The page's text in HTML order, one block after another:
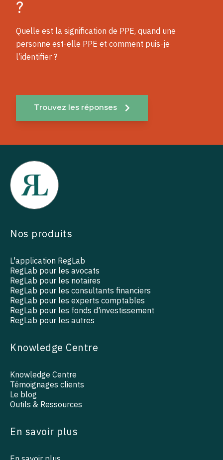
?
Quelle est la signification de PPE, quand une
personne est-elle PPE et comment puis-je
l’identifier ?
Trouvez les réponses
Nos produits
L'application RegLab
RegLab pour les avocats
RegLab pour les notaires
RegLab pour les consultants financiers
RegLab pour les experts comptables
RegLab pour les fonds d'investissement
RegLab pour les autres
Knowledge Centre
Knowledge Centre
Témoignages clients
Le blog
Outils & Ressources
En savoir plus